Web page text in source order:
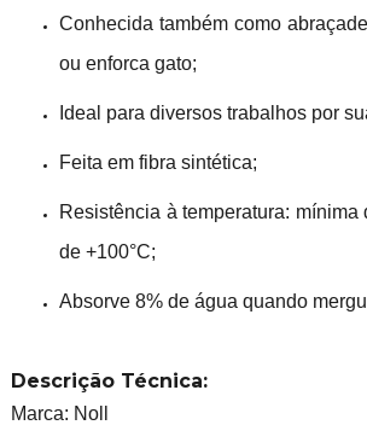
Conhecida também como
ou enforca gato;
Ideal para diversos trabalhos por
Feita em fibra sintética;
Resistência à temperatura: mínima
de +100°C;
Absorve 8% de água quando
Descrição Técnica:
Marca: Noll